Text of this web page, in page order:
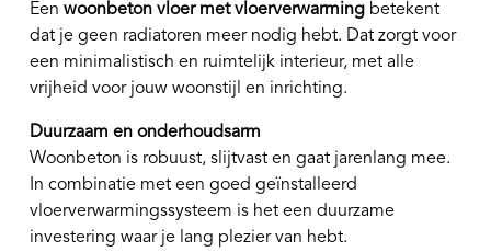
Eenwoonbeton vloer met vloerverwarming betekent
dat je geen radiatoren meer nodig hebt. Dat zorgt voor
een minimalistisch en ruimtelijk interieur, met alle
vrijheid voor jouw woonstijl en inrichting.
Duurzaam en onderhoudsarm
Woonbeton is robuust, slijtvast en gaat jarenlang mee.
In combinatie met een goed geïnstalleerd
vloerverwarmingssysteem is het een duurzame
investering waar je lang plezier van hebt.